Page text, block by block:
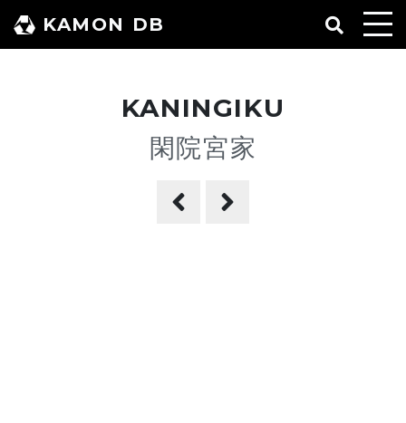
ン
KAMON DB
KANINGIKU
閑院宮家